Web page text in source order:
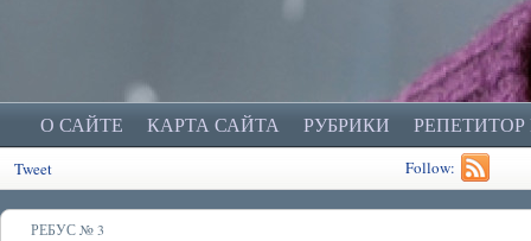
О САЙТЕ КАРТА САЙТА РУБРИКИ
Tweet Follow:
РЕБУС № 3